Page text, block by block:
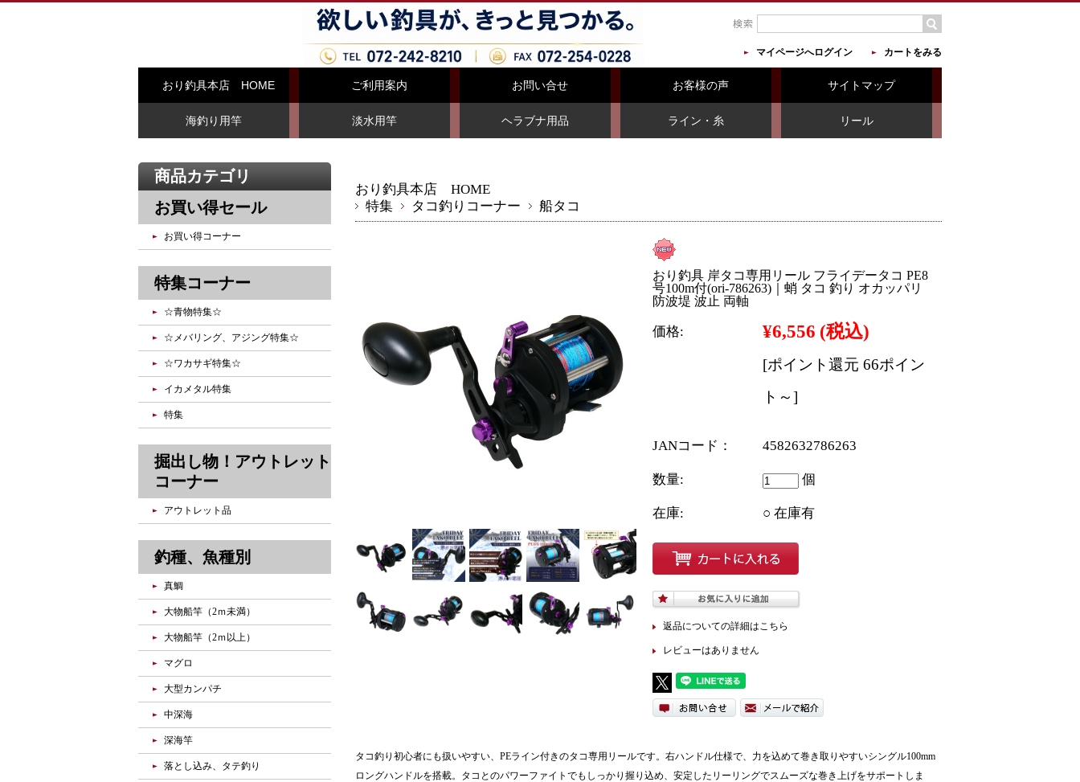
マイページへログイン カートをみる
おり釣具本店 HOME ご利用案内 お問い合せ お客様の声 サイトマップ
海釣り用竿 淡水用竿 ヘラブナ用品 ライン・糸 リール
おり釣具本店 HOME
特集
タコ釣りコーナー 船タコ
おり釣具 岸タコ専用リール フライデータコ PE8
号100m付(ori-786263)｜蛸 タコ 釣り オカッパリ
防波堤 波止 両軸
価格: ¥6,556 (税込)
[ポイント還元 66ポイン
ト～]
JANコード： 4582632786263
数量: 個
在庫: ○ 在庫有
返品についての詳細はこちら
レビューはありません
タコ釣り初心者にも扱いやすい、PEライン付きのタコ専用リールです。右ハンドル仕様で、力を込めて巻き取りやすいシングル100mm
ロングハンドルを搭載。タコとのパワーファイトでもしっかり握り込め、安定したリーリングでスムーズな巻き上げをサポートしま
商品カテゴリ
お買い得セール
お買い得コーナー
特集コーナー
☆青物特集☆
☆メバリング、アジング特集☆
☆ワカサギ特集☆
イカメタル特集
特集
掘出し物！アウトレット
コーナー
アウトレット品
釣種、魚種別
真鯛
大物船竿（2ｍ未満）
大物船竿（2ｍ以上）
マグロ
大型カンパチ
中深海
深海竿
落とし込み、タテ釣り